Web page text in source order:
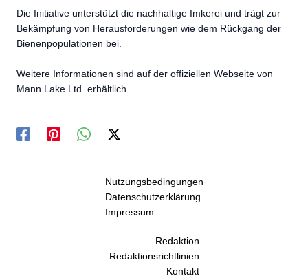
Die Initiative unterstützt die nachhaltige Imkerei und trägt zur
Bekämpfung von Herausforderungen wie dem Rückgang der
Bienenpopulationen bei.
Weitere Informationen sind auf der offiziellen Webseite von
Mann Lake Ltd. erhältlich.
Nutzungsbedingungen
Datenschutzerklärung
Impressum
Redaktion
Redaktionsrichtlinien
Kontakt